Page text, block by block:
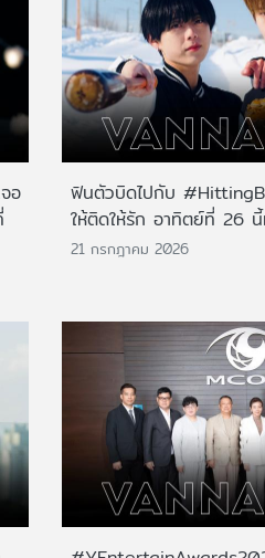
อ
ฟินตัวบิดไปกับ
ให้ติดให้รัก อาทิตย์ที่ 26
21 กรกฎาคม 2026